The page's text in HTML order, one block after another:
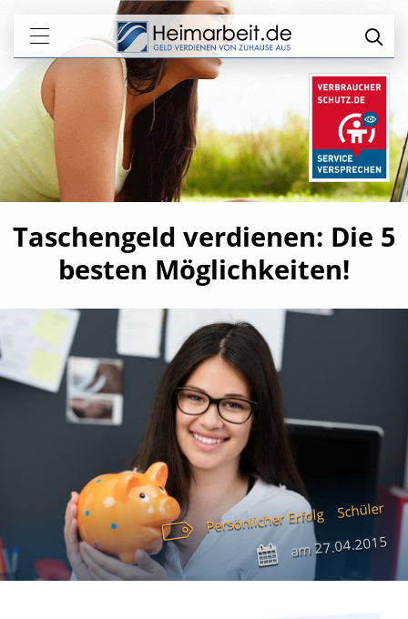
Taschengeld verdienen: Die 5
besten Möglichkeiten!
Persönlicher Erfolg Schüler
am27.04.2015